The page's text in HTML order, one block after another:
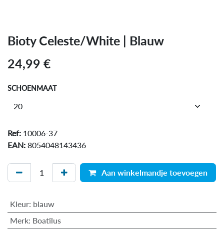
Bioty Celeste/White | Blauw
24,99 €
SCHOENMAAT
Ref: 10006-37
EAN: 8054048143436
Aan winkelmandje toevoegen
Kleur: blauw
Merk: Boatilus